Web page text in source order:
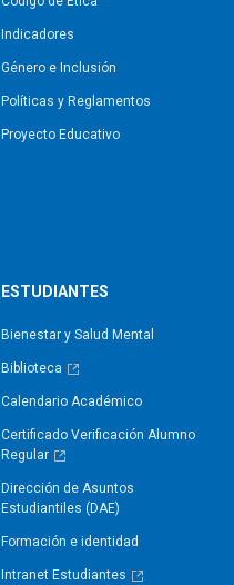
Indicadores
Género e Inclusión
Políticas y Reglamentos​
Proyecto Educativo
ESTUDIANTES
Bienestar y Salud Mental
Biblioteca
Calendario Académico
Certificado Verificación Alumno
Regular
Dirección de Asuntos
Estudiantiles (DAE)
Formación e identidad
Intranet Estudiantes